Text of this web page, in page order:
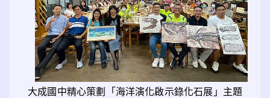
大成國中精心策劃「海洋演化啟示錄化石展」主題